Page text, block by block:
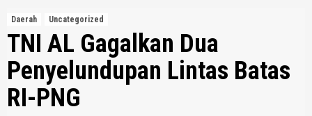
Daerah Uncategorized
TNI AL Gagalkan Dua
Penyelundupan Lintas Batas
RI-PNG